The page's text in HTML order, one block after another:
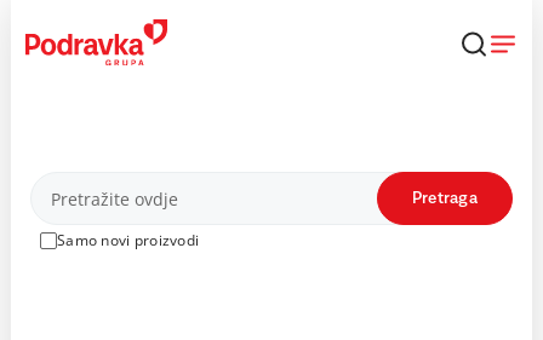
content
Proizvodi
Samo novi proizvodi
Pretraga